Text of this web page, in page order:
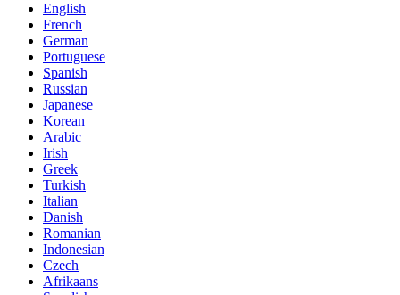
English
French
German
Portuguese
Spanish
Russian
Japanese
Korean
Arabic
Irish
Greek
Turkish
Italian
Danish
Romanian
Indonesian
Czech
Afrikaans